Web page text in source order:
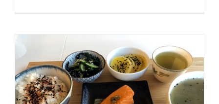
z zieloną
herbatą
(przepis)